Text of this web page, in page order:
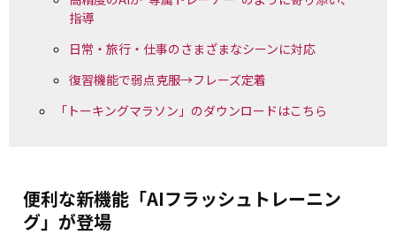
指導
日常・旅行・仕事のさまざまなシーンに対応
復習機能で弱点克服→フレーズ定着
「トーキングマラソン」のダウンロードはこちら
便利な新機能「AIフラッシュトレーニン
グ」が登場